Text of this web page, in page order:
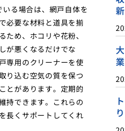
る場合は、網戸自体を
必要な材料と道具を揃
め、ホコリや花粉、
が悪くなるだけでな
専用のクリーナーを使
り込む空気の質を保つ
とがあります。定期的
持できます。これらの
長くサポートしてくれ
新